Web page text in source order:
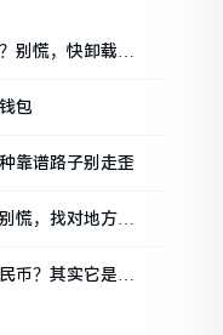
别慌，快卸载，
包
靠谱路子别走歪
慌，找对地方才
币？其实它是个